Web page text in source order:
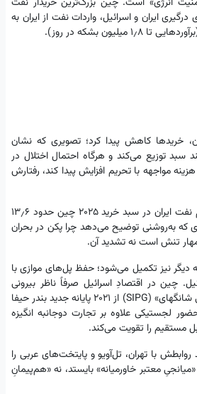
انرژی» است. چین بزرگ‌ترین خریدار نفت
ایران و اسرائیل، واردات نفت از ایران به
بشکه در روز).
خریدها کاهش پیدا کرد؛ تصویری که نشان
توزیع می‌کند و هرگاه احتمال اختلال در
مواجهه با تحریم افزایش پیدا کند، رفتارش
در مقیاسی وسیع‌تر نیز سهم نفت ایران در سبد خرید ۲۰۲۵ چین حدود ۱۳٫۶
که به‌روشنی توضیح می‌دهد چرا پکن در بحران
تنش است نه تشدید آن.
دیگر نیز تکمیل می‌شود؛ حفظ پل‌های موازی با
چین در اقتصادِ اسرائیل صرفاً ناظر بیرونی
نیست؛ «گروه بنادر بین‌المللی شانگهای» (SIPG) از ۲۰۲۱ پایانه جدید بندر حیفا
لجستیکی علاوه بر تجارت دوجانبه انگیزه
مستقیم را تقویت می‌کند.
با تهران، تل‌آویو و پایتخت‌های عربی را
معتبر خاورمیانه» بایستد، نه «هم‌پیمانِ